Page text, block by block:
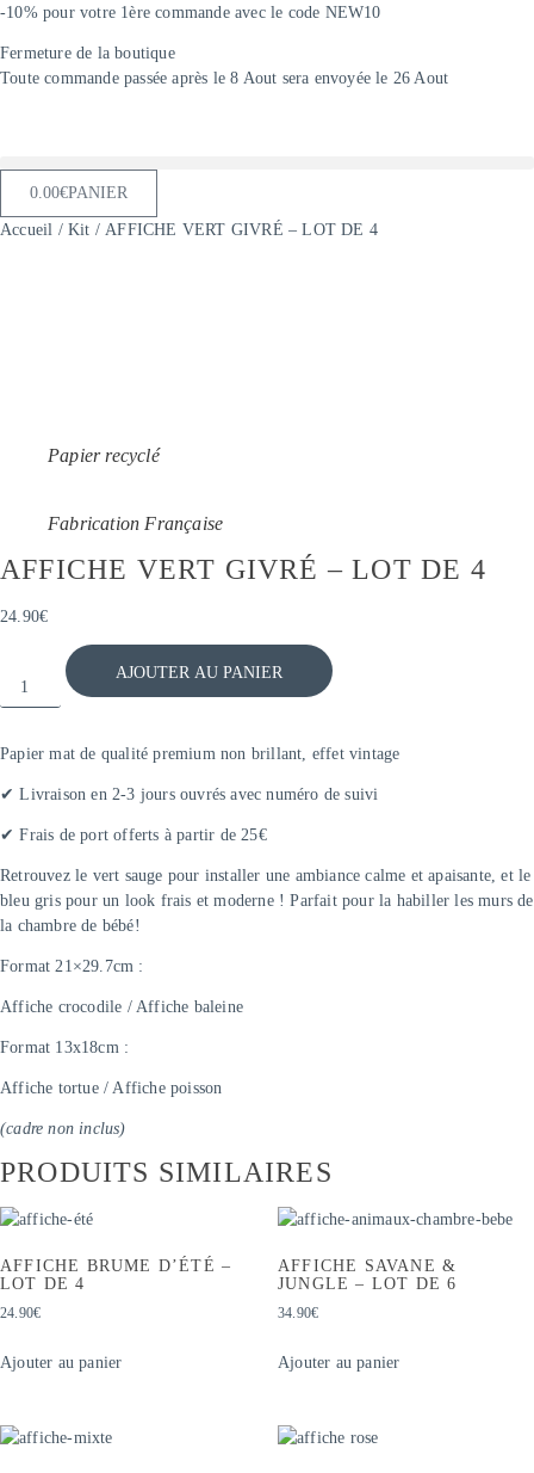
Aller
contenu
-10% pour votre 1ère commande avec le code NEW10
Fermeture de la boutique
Toute commande passée après le 8 Aout sera envoyée le 26 Aout
0.00€PANIER
Accueil /Kit / AFFICHE VERT GIVRÉ – LOT DE 4
Papier recyclé
Fabrication Française
AFFICHE VERT GIVRÉ – LOT DE 4
24.90€
QUANTITÉ
DE
AFFICHE
VERT
GIVRÉ
-
LOT
AJOUTER AU PANIER
Papier mat de qualité premium non brillant, effet vintage
✔ Livraison en 2-3 jours ouvrés avec numéro de suivi
✔ Frais de port offerts à partir de 25€
Retrouvez le vert sauge pour installer une ambiance calme et apaisante, et le
bleu gris pour un look frais et moderne ! Parfait pour la habiller les murs de
la chambre de bébé!
Format 21×29.7cm :
Affiche crocodile / Affiche baleine
Format 13x18cm :
Affiche tortue / Affiche poisson
(cadre non inclus)
PRODUITS SIMILAIRES
AFFICHE BRUME D’ÉTÉ –
LOT DE 4
24.90€
Ajouter au panier
AFFICHE SAVANE &
JUNGLE – LOT DE 6
34.90€
Ajouter au panier